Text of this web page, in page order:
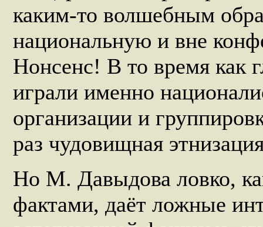
каким-то волшебным
национальную и вне
Нонсенс! В то время как
играли именно
организации и
раз чудовищная
Но М. Давыдова ловко,
фактами, даёт ложные